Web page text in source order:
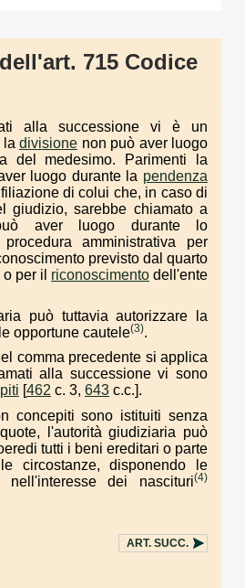
715 Codice
alla successione vi è un
la divisione non può aver luogo
del medesimo. Parimenti la
luogo durante la pendenza
di colui che, in caso di
giudizio, sarebbe chiamato a
aver luogo durante lo
amministrativa per
previsto dal quarto
o per il riconoscimento dell'ente
può tuttavia autorizzare la
opportune cautele(3).
comma precedente si applica
alla successione vi sono
[462 c. 3, 643 c.c.].
concepiti sono istituiti senza
l'autorità giudiziaria può
tutti i beni ereditari o parte
circostanze, disponendo le
nell'interesse dei nascituri(4)
ART. SUCC.